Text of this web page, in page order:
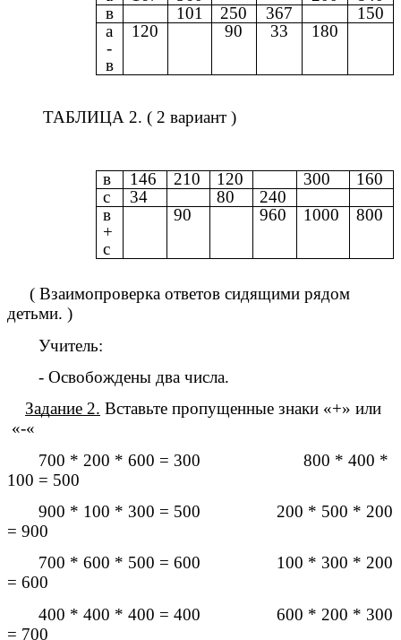
в
101 250 367
150
а
-
в
120 90 33 180
ТАБЛИЦА 2. ( 2 вариант )
в 146 210 120 300
160
с
34 80
240
в
+
с
90 960 1000 800
( Взаимопроверка ответов сидящими рядом
детьми. )
Учитель:
- Освобождены два числа.
Задание 2. Вставьте пропущенные знаки «+» или
«-«
700 * 200 * 600 = 300 800 * 400 *
100 = 500
900 * 100 * 300 = 500 200 * 500 * 200
= 900
700 * 600 * 500 = 600 100 * 300 * 200
= 600
400 * 400 * 400 = 400 600 * 200 * 300
= 700